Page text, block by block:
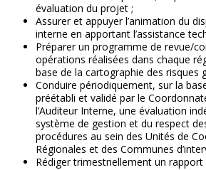
évaluation du projet ;
Assurer et appuyer l’animation du
interne en apportant l’assistance
Préparer un programme de revue/
opérations réalisées dans chaque
base de la cartographie des risques
Conduire périodiquement, sur la
préétabli et validé par le
l’Auditeur Interne, une évaluation
système de gestion et du respect
procédures au sein des Unités de
Régionales et des Communes
Rédiger trimestriellement un